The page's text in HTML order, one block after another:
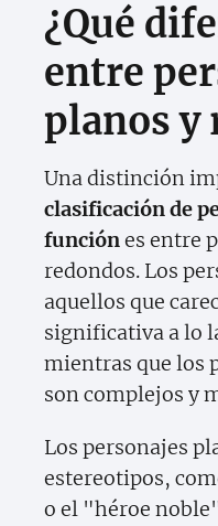
¿Qué
entre
planos y
Una distinción
clasificación de
funciónes entre
redondos. Los
aquellos que
significativa a lo
mientras que los
son complejos y
Los personajes
estereotipos,
o el "héroe